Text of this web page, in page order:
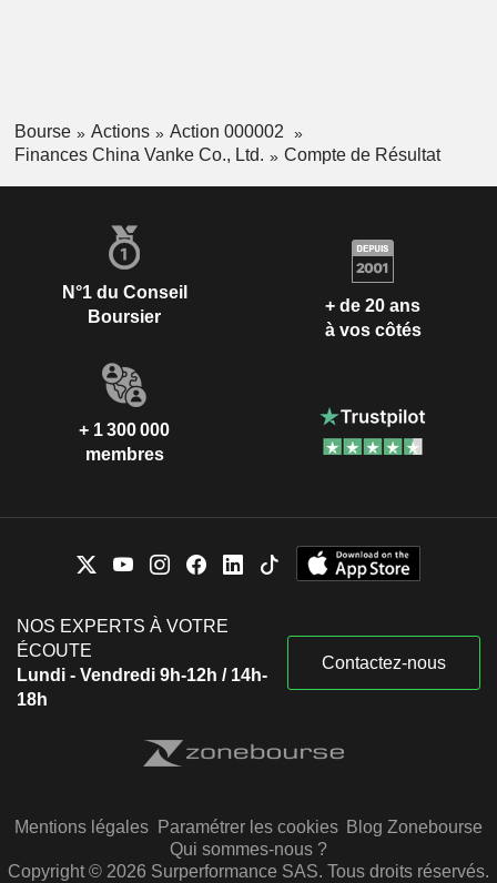
Bourse Actions
Action 000002
Finances China Vanke Co., Ltd.
Compte de Résultat
N°1 du Conseil
Boursier
+ de 20 ans
à vos côtés
+ 1 300 000
membres
NOS EXPERTS À VOTRE
ÉCOUTE
Lundi - Vendredi 9h-12h / 14h-
18h
Contactez-nous
Mentions légales Paramétrer les cookies Blog Zonebourse
Qui sommes-nous ?
Copyright © 2026 Surperformance SAS. Tous droits réservés.